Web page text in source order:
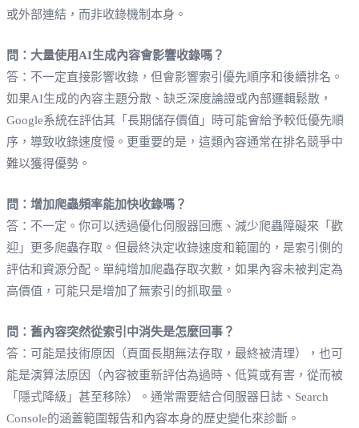
或外部連結，而非收錄機制本身。
問：大量使用AI生成內容會影響收錄嗎？
答：不一定直接影響收錄，但會影響索引優先順序和後續排名。
如果AI生成的內容主題分散、缺乏深度論證或內部邏輯鬆散，
Google系統在評估其「長期儲存價值」時可能會給予較低優先順
序，導致收錄速度慢。更重要的是，這類內容通常在排名競爭中
難以獲得優勢。
問：增加爬蟲頻率能加快收錄嗎？
答：不一定。你可以透過優化伺服器回應、減少爬蟲障礙來「歡
迎」更多爬蟲存取。但最終決定收錄速度和範圍的，是索引側的
評估和資源分配。單純增加爬蟲存取次數，如果內容未被判定為
高價值，可能只是增加了無索引的抓取量。
問：舊內容突然從索引中消失是怎麼回事？
答：可能是技術原因（頁面長期無法存取，最終被清理），也可
能是演算法原因（內容被重新評估為過時、低質或有害，從而被
「隱式降級」甚至移除）。通常需要結合伺服器日誌、Search
Console的涵蓋範圍報告和內容本身的歷史變化來診斷。